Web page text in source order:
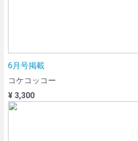
6月号掲載
コケコッコー
¥ 3,300